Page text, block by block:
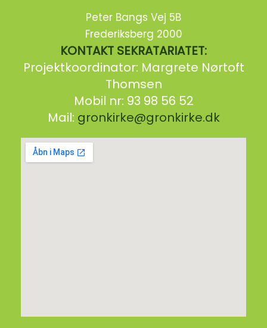
Peter Bangs Vej 5B
Frederiksberg 2000
KONTAKT SEKRATARIATET:
Projektkoordinator: Margrete Nørtoft
Thomsen
Mobil nr: 93 98 56 52
Mail: gronkirke@gronkirke.dk